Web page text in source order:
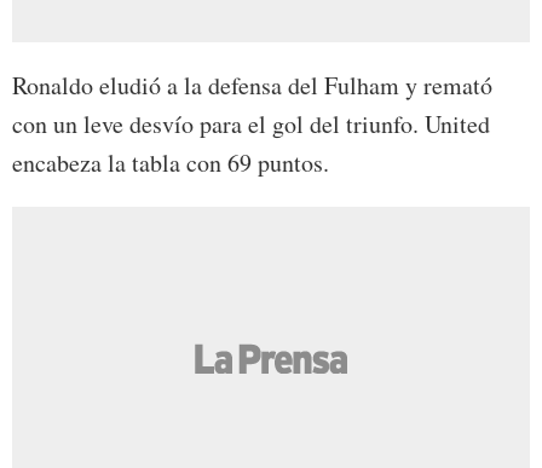
Ronaldo eludió a la defensa del Fulham y remató
con un leve desvío para el gol del triunfo. United
encabeza la tabla con 69 puntos.